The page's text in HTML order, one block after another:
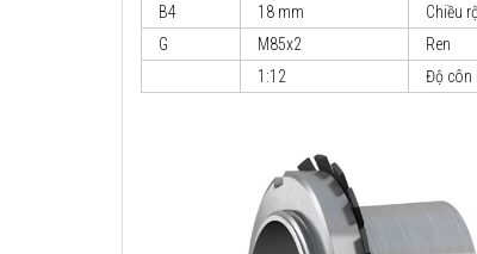
B4
18 mm
Chiều
G
M85x2
Ren
1:12
Độ côn